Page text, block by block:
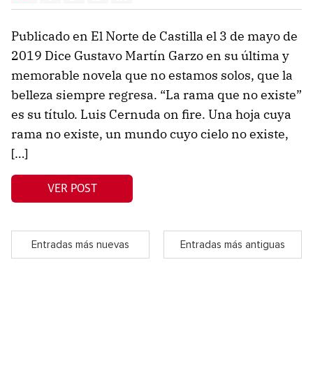
Publicado en El Norte de Castilla el 3 de mayo de
2019 Dice Gustavo Martín Garzo en su última y
memorable novela que no estamos solos, que la
belleza siempre regresa. “La rama que no existe”
es su título. Luis Cernuda on fire. Una hoja cuya
rama no existe, un mundo cuyo cielo no existe,
[…]
VER POST
Entradas más nuevas Entradas más antiguas